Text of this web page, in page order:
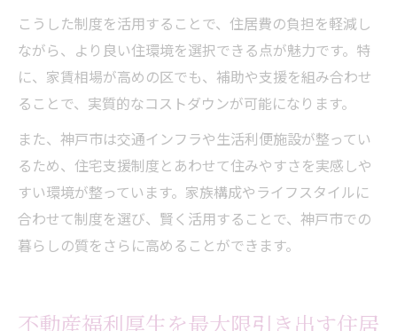
こうした制度を活用することで、住居費の負担を軽減し
ながら、より良い住環境を選択できる点が魅力です。特
に、家賃相場が高めの区でも、補助や支援を組み合わせ
ることで、実質的なコストダウンが可能になります。
また、神戸市は交通インフラや生活利便施設が整ってい
るため、住宅支援制度とあわせて住みやすさを実感しや
すい環境が整っています。家族構成やライフスタイルに
合わせて制度を選び、賢く活用することで、神戸市での
暮らしの質をさらに高めることができます。